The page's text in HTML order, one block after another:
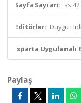
Sayfa Sayıları:
Editörler: Duygu
Isparta Uygulamalı
Paylaş